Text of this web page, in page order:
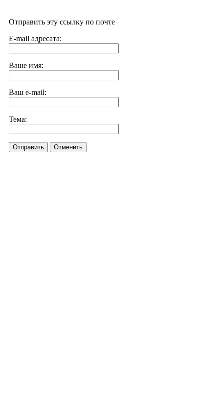
Отправить эту ссылку по почте
E-mail адресата:
Ваше имя:
Ваш e-mail:
Тема:
Отправить Отменить